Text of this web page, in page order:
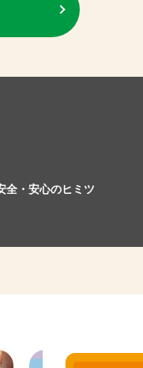
全・安心のヒミツ